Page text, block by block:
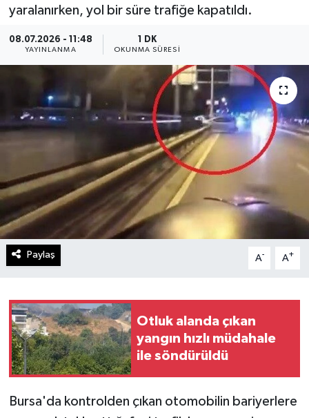
yaralanırken, yol bir süre trafiğe kapatıldı.
08.07.2026 - 11:48
YAYINLANMA
1 DK
OKUNMA SÜRESI
Paylaş A- A+
Otluk alanda çıkan
yangın hızlı müdahale
ile söndürüldü
Bursa'da kontrolden çıkan otomobilin bariyerlere